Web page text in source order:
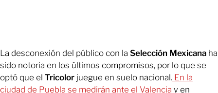
La desconexión del público con la Selección Mexicana ha
sido notoria en los últimos compromisos, por lo que se
optó que el Tricolor juegue en suelo nacional. En la
ciudad de Puebla se medirán ante el Valencia y en